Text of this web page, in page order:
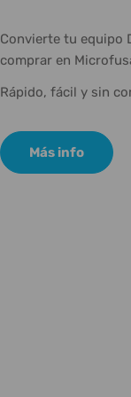
Convierte tu equipo
comprar en
Rápido, fácil y sin
Más info